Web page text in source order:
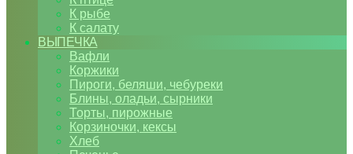
К рыбе
К салату
ВЫПЕЧКА
Вафли
Коржики
Пироги, беляши, чебуреки
Блины, оладьи, сырники
Торты, пирожные
Корзиночки, кексы
Хлеб